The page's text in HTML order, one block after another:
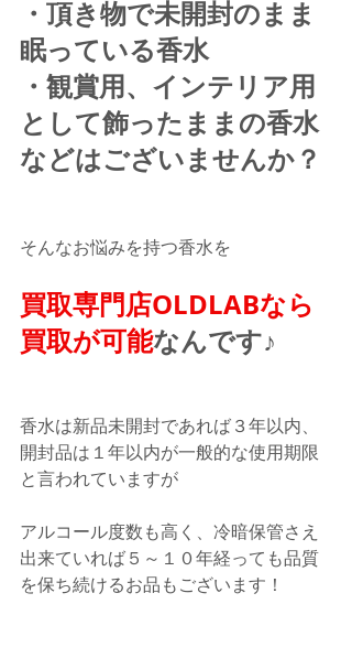
・頂き物で未開封のまま
眠っている香水
・観賞用、インテリア用
として飾ったままの香水
などはございませんか？
そんなお悩みを持つ香水を
買取専門店OLDLABなら
買取が可能なんです♪
香水は新品未開封であれば３年以内、
開封品は１年以内が一般的な使用期限
と言われていますが
アルコール度数も高く、冷暗保管さえ
出来ていれば５～１０年経っても品質
を保ち続けるお品もございます！